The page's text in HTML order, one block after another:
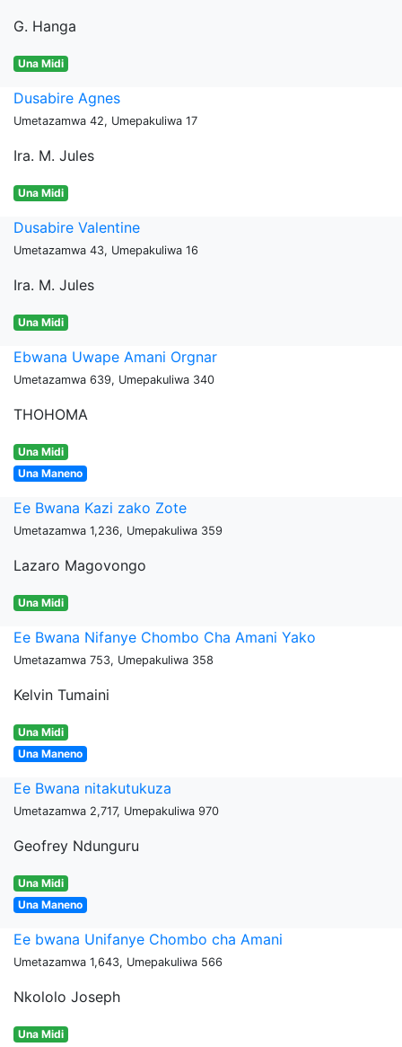
G. Hanga
Una Midi
Dusabire Agnes
Umetazamwa 42, Umepakuliwa 17
Ira. M. Jules
Una Midi
Dusabire Valentine
Umetazamwa 43, Umepakuliwa 16
Ira. M. Jules
Una Midi
Ebwana Uwape Amani Orgnar
Umetazamwa 639, Umepakuliwa 340
THOHOMA
Una Midi
Una Maneno
Ee Bwana Kazi zako Zote
Umetazamwa 1,236, Umepakuliwa 359
Lazaro Magovongo
Una Midi
Ee Bwana Nifanye Chombo Cha Amani Yako
Umetazamwa 753, Umepakuliwa 358
Kelvin Tumaini
Una Midi
Una Maneno
Ee Bwana nitakutukuza
Umetazamwa 2,717, Umepakuliwa 970
Geofrey Ndunguru
Una Midi
Una Maneno
Ee bwana Unifanye Chombo cha Amani
Umetazamwa 1,643, Umepakuliwa 566
Nkololo Joseph
Una Midi